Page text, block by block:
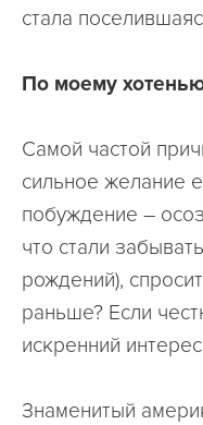
стала
По моему
Самой частой
сильное желание
побуждение –
что стали
рождений),
раньше? Если
искренний
Знаменитый